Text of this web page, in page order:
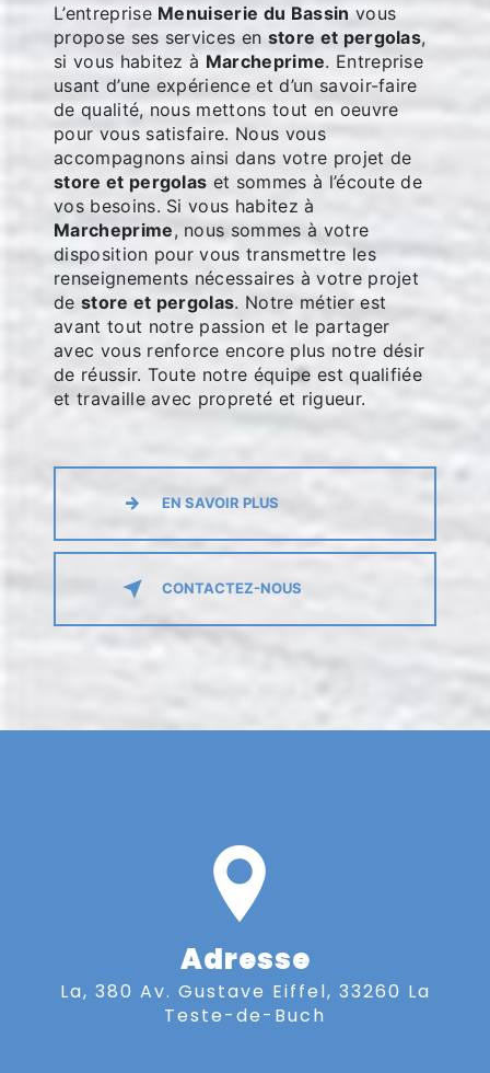
L’entreprise Menuiserie du Bassin vous
propose ses services en store et pergolas,
si vous habitez à Marcheprime. Entreprise
usant d’une expérience et d’un savoir-faire
de qualité, nous mettons tout en oeuvre
pour vous satisfaire. Nous vous
accompagnons ainsi dans votre projet de
store et pergolas et sommes à l’écoute de
vos besoins. Si vous habitez à
Marcheprime, nous sommes à votre
disposition pour vous transmettre les
renseignements nécessaires à votre projet
de store et pergolas. Notre métier est
avant tout notre passion et le partager
avec vous renforce encore plus notre désir
de réussir. Toute notre équipe est qualifiée
et travaille avec propreté et rigueur.
EN SAVOIR PLUS
CONTACTEZ-NOUS
Adresse
La, 380 Av. Gustave Eiffel, 33260 La
Teste-de-Buch